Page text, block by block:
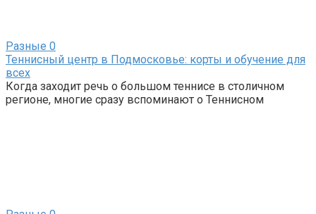
Разные 0
Теннисный центр в Подмосковье: корты и обучение для
всех
Когда заходит речь о большом теннисе в столичном
регионе, многие сразу вспоминают о Теннисном